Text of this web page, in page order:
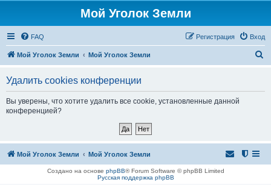
Мой Уголок Земли
FAQ Вход
Регистрация
Мой Уголок Земли Мой Уголок Земли
Удалить cookies конференции
Вы уверены, что хотите удалить все cookie, установленные данной
конференцией?
Мой Уголок Земли Мой Уголок Земли
Создано на основе phpBB® Forum Software © phpBB Limited
Русская поддержка phpBB